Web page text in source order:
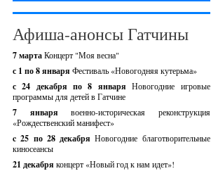
Афиша-анонсы Гатчины
7 мартаКонцерт "Моя весна"
с 1 по 8 января Фестиваль «Новогодняя кутерьма»
с 24 декабря по 8 январяНовогодние игровые
программы для детей в Гатчине
7 январявоенно-историческая реконструкция
«Рождественский манифест»
c 25 по 28 декабряНовогодние благотворительные
киносеансы
21 декабря концерт «Новый год к нам идет»!